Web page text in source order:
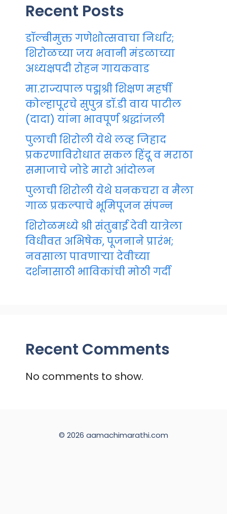
Recent Posts
डॉल्बीमुक्त गणेशोत्सवाचा निर्धार;
शिरोळच्या जय भवानी मंडळाच्या
अध्यक्षपदी रोहन गायकवाड
मा.राज्यपाल पद्मश्री शिक्षण महर्षी
कोल्हापूरचे सुपुत्र डॉ.डी वाय पाटील
(दादा) यांना भावपूर्ण श्रद्धांजली
पुलाची शिरोली येथे लव्ह जिहाद
प्रकरणाविरोधात सकल हिंदू व मराठा
समाजाचे जोडे मारो आंदोलन
पुलाची शिरोली येथे घनकचरा व मैला
गाळ प्रकल्पाचे भूमिपूजन संपन्न
शिरोळमध्ये श्री संतुबाई देवी यात्रेला
विधीवत अभिषेक, पूजनाने प्रारंभ;
नवसाला पावणाऱ्या देवीच्या
दर्शनासाठी भाविकांची मोठी गर्दी
Recent Comments
No comments to show.
© 2026 aamachimarathi.com